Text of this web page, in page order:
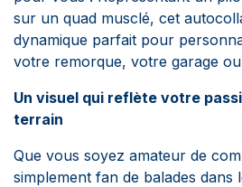
sur un quad musclé, cet
dynamique parfait pour
votre remorque, votre garage
Un visuel qui reflète votre
terrain
Que vous soyez amateur de
simplement fan de balades dans